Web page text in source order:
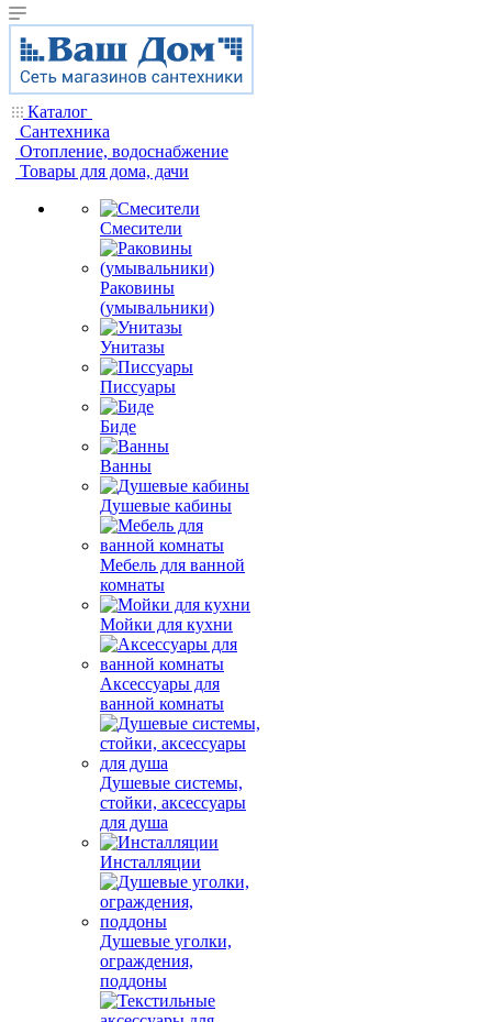
Каталог
Сантехника
Отопление, водоснабжение
Товары для дома, дачи
Смесители
Раковины
(умывальники)
Унитазы
Писсуары
Биде
Ванны
Душевые кабины
Мебель для ванной
комнаты
Мойки для кухни
Аксессуары для
ванной комнаты
Душевые системы,
стойки, аксессуары
для душа
Инсталляции
Душевые уголки,
ограждения,
поддоны